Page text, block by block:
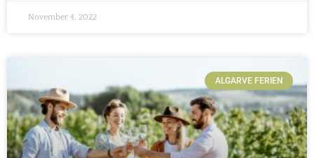
November 4, 2022
ALGARVE FERIEN